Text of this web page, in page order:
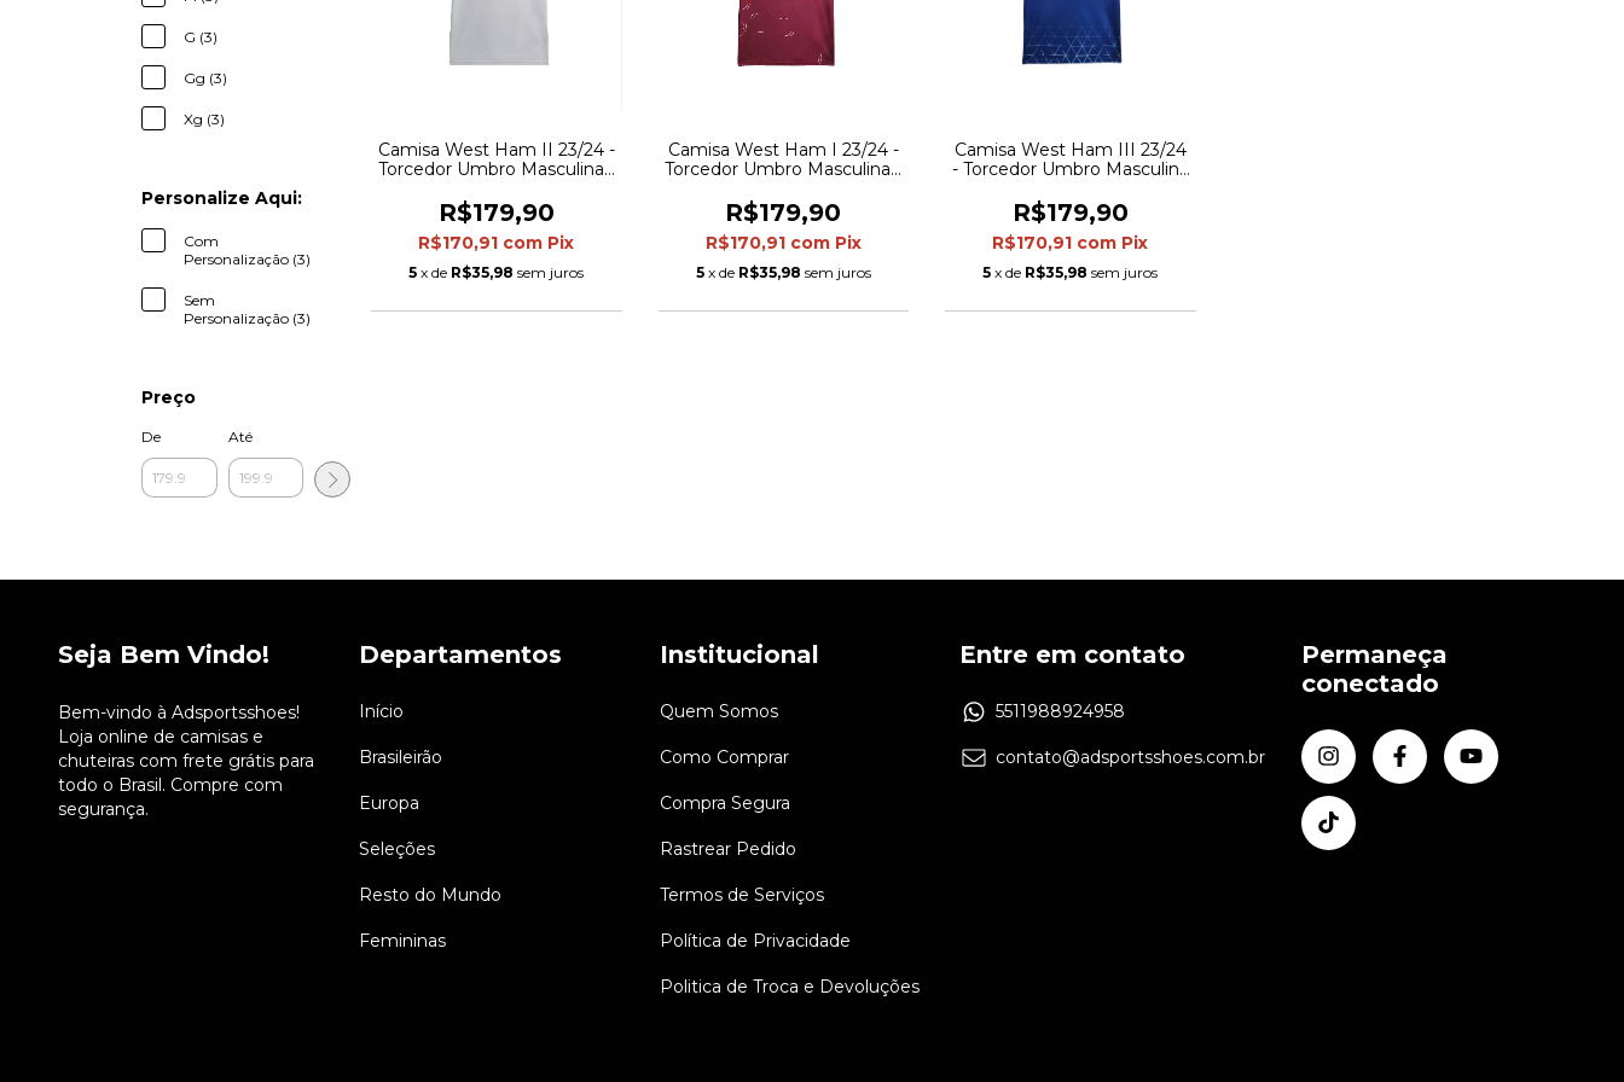
G (3)
Gg (3)
Xg (3)
Personalize Aqui:
Com
Personalização (3)
Sem
Personalização (3)
Preço
De Até
Camisa West Ham II 23/24 -
Torcedor Umbro Masculina -
e preto
R$179,90
R$170,91 com Pix
5 x de R$35,98 sem juros
Camisa West Ham I 23/24 -
Torcedor Umbro Masculina -
azul e branco
R$179,90
R$170,91 com Pix
5 x de R$35,98 sem juros
Camisa West Ham III 23/24
- Torcedor Umbro Masculina
Verde
R$179,90
R$170,91 com Pix
5 x de R$35,98 sem juros
Seja Bem Vindo!
Bem-vindo à Adsportsshoes!
Loja online de camisas e
chuteiras com frete grátis para
todo o Brasil. Compre com
segurança.
Departamentos
Início
Brasileirão
Europa
Seleções
Resto do Mundo
Femininas
Institucional
Quem Somos
Como Comprar
Compra Segura
Rastrear Pedido
Termos de Serviços
Política de Privacidade
Politica de Troca e Devoluções
Entre em contato
5511988924958
contato@adsportsshoes.com.br
Permaneça
conectado